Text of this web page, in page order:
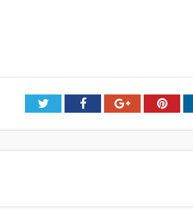
TwitterFacebookGoogle+